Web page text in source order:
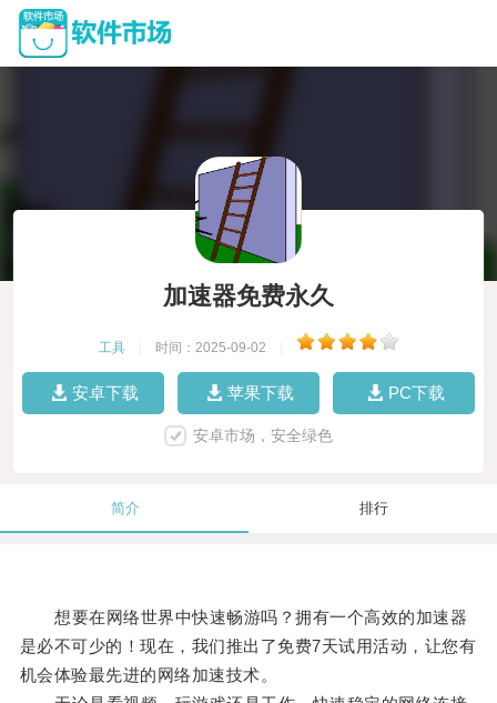
加速器免费永久
工具 时间：2025-09-02
安卓下载 苹果下载 PC下载
安卓市场，安全绿色
简介 排行
想要在网络世界中快速畅游吗？拥有一个高效的加速器
是必不可少的！现在，我们推出了免费7天试用活动，让您有
机会体验最先进的网络加速技术。